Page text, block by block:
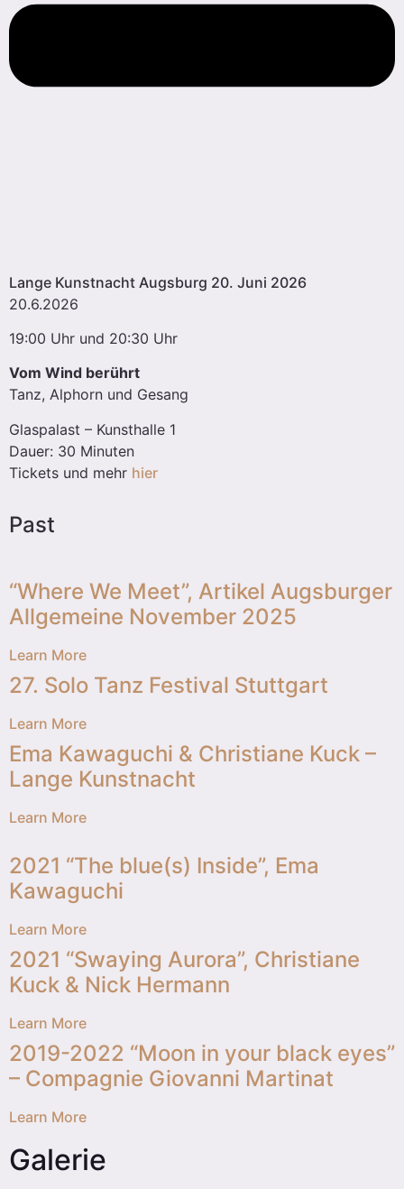
Lange Kunstnacht Augsburg 20. Juni 2026
20.6.2026
19:00 Uhr und 20:30 Uhr
Vom Wind berührt
Tanz, Alphorn und Gesang
Glaspalast – Kunsthalle 1
Dauer: 30 Minuten
Tickets und mehr hier
Past
“Where We Meet”, Artikel Augsburger
Allgemeine November 2025
Learn More
27. Solo Tanz Festival Stuttgart
Learn More
Ema Kawaguchi & Christiane Kuck –
Lange Kunstnacht
Learn More
2021 “The blue(s) Inside”, Ema
Kawaguchi
Learn More
2021 “Swaying Aurora”, Christiane
Kuck & Nick Hermann
Learn More
2019-2022 “Moon in your black eyes”
– Compagnie Giovanni Martinat
Learn More
Galerie